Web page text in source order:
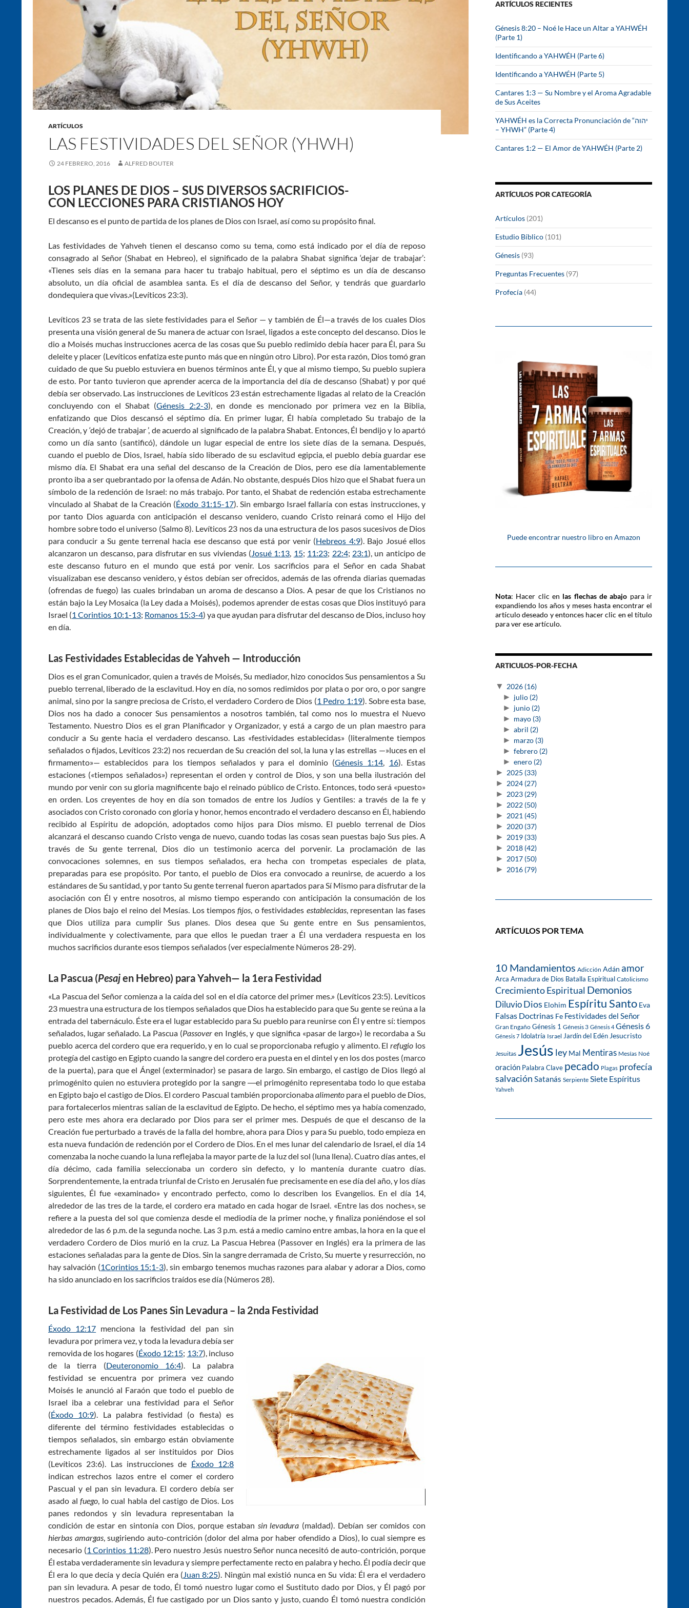
ARTÍCULOS
LAS FESTIVIDADES DEL SEÑOR (YHWH)
24 FEBRERO, 2016 ALFRED BOUTER
LOS PLANES DE DIOS – SUS DIVERSOS SACRIFICIOS-
CON LECCIONES PARA CRISTIANOS HOY
El descanso es el punto de partida de los planes de Dios con Israel, así como su propósito final.
Las festividades de Yahveh tienen el descanso como su tema, como está indicado por el día de reposo
consagrado al Señor (Shabat en Hebreo), el significado de la palabra Shabat significa ‘dejar de trabajar’:
«Tienes seis días en la semana para hacer tu trabajo habitual, pero el séptimo es un día de descanso
absoluto, un día oficial de asamblea santa. Es el día de descanso del Señor, y tendrás que guardarlo
dondequiera que vivas.»(Levíticos 23:3).
Levíticos 23 se trata de las siete festividades para el Señor — y también de Él—a través de los cuales Dios
presenta una visión general de Su manera de actuar con Israel, ligados a este concepto del descanso. Dios le
dio a Moisés muchas instrucciones acerca de las cosas que Su pueblo redimido debía hacer para Él, para Su
deleite y placer (Levíticos enfatiza este punto más que en ningún otro Libro). Por esta razón, Dios tomó gran
cuidado de que Su pueblo estuviera en buenos términos ante Él, y que al mismo tiempo, Su pueblo supiera
de esto. Por tanto tuvieron que aprender acerca de la importancia del día de descanso (Shabat) y por qué
debía ser observado. Las instrucciones de Levíticos 23 están estrechamente ligadas al relato de la Creación
concluyendo con el Shabat (Génesis 2:2-3), en donde es mencionado por primera vez en la Biblia,
enfatizando que Dios descansó el séptimo día. En primer lugar, Él había completado Su trabajo de la
Creación, y ‘dejó de trabajar ’, de acuerdo al significado de la palabra Shabat. Entonces, Él bendijo y lo apartó
como un día santo (santificó), dándole un lugar especial de entre los siete días de la semana. Después,
cuando el pueblo de Dios, Israel, había sido liberado de su esclavitud egipcia, el pueblo debía guardar ese
mismo día. El Shabat era una señal del descanso de la Creación de Dios, pero ese día lamentablemente
pronto iba a ser quebrantado por la ofensa de Adán. No obstante, después Dios hizo que el Shabat fuera un
símbolo de la redención de Israel: no más trabajo. Por tanto, el Shabat de redención estaba estrechamente
vinculado al Shabat de la Creación (Éxodo 31:15-17). Sin embargo Israel fallaría con estas instrucciones, y
por tanto Dios aguarda con anticipación el descanso venidero, cuando Cristo reinará como el Hijo del
hombre sobre todo el universo (Salmo 8). Levíticos 23 nos da una estructura de los pasos sucesivos de Dios
para conducir a Su gente terrenal hacia ese descanso que está por venir (Hebreos 4:9). Bajo Josué ellos
alcanzaron un descanso, para disfrutar en sus viviendas (Josué 1:13, 15; 11:23; 22:4; 23:1), un anticipo de
este descanso futuro en el mundo que está por venir. Los sacrificios para el Señor en cada Shabat
visualizaban ese descanso venidero, y éstos debían ser ofrecidos, además de las ofrenda diarias quemadas
(ofrendas de fuego) las cuales brindaban un aroma de descanso a Dios. A pesar de que los Cristianos no
están bajo la Ley Mosaica (la Ley dada a Moisés), podemos aprender de estas cosas que Dios instituyó para
Israel (1 Corintios 10:1-13; Romanos 15:3-4) ya que ayudan para disfrutar del descanso de Dios, incluso hoy
en día.
Las Festividades Establecidas de Yahveh — Introducción
Dios es el gran Comunicador, quien a través de Moisés, Su mediador, hizo conocidos Sus pensamientos a Su
pueblo terrenal, liberado de la esclavitud. Hoy en día, no somos redimidos por plata o por oro, o por sangre
animal, sino por la sangre preciosa de Cristo, el verdadero Cordero de Dios (1 Pedro 1:19). Sobre esta base,
Dios nos ha dado a conocer Sus pensamientos a nosotros también, tal como nos lo muestra el Nuevo
Testamento. Nuestro Dios es el gran Planificador y Organizador, y está a cargo de un plan maestro para
conducir a Su gente hacia el verdadero descanso. Las «festividades establecidas» (literalmente tiempos
señalados o fijados, Levíticos 23:2) nos recuerdan de Su creación del sol, la luna y las estrellas —»luces en el
firmamento»— establecidos para los tiempos señalados y para el dominio (Génesis 1:14, 16). Estas
estaciones («tiempos señalados») representan el orden y control de Dios, y son una bella ilustración del
mundo por venir con su gloria magnificente bajo el reinado público de Cristo. Entonces, todo será «puesto»
en orden. Los creyentes de hoy en día son tomados de entre los Judíos y Gentiles: a través de la fe y
asociados con Cristo coronado con gloria y honor, hemos encontrado el verdadero descanso en Él, habiendo
recibido al Espíritu de adopción, adoptados como hijos para Dios mismo. El pueblo terrenal de Dios
alcanzará el descanso cuando Cristo venga de nuevo, cuando todas las cosas sean puestas bajo Sus pies. A
través de Su gente terrenal, Dios dio un testimonio acerca del porvenir. La proclamación de las
convocaciones solemnes, en sus tiempos señalados, era hecha con trompetas especiales de plata,
preparadas para ese propósito. Por tanto, el pueblo de Dios era convocado a reunirse, de acuerdo a los
estándares de Su santidad, y por tanto Su gente terrenal fueron apartados para Sí Mismo para disfrutar de la
asociación con Él y entre nosotros, al mismo tiempo esperando con anticipación la consumación de los
planes de Dios bajo el reino del Mesías. Los tiemposfijos, o festividades establecidas, representan las fases
que Dios utiliza para cumplir Sus planes. Dios desea que Su gente entre en Sus pensamientos,
individualmente y colectivamente, para que ellos le puedan traer a Él una verdadera respuesta en los
muchos sacrificios durante esos tiempos señalados (ver especialmente Números 28-29).
La Pascua (Pesajen Hebreo) paraYahveh— la 1era Festividad
«La Pascua del Señor comienza a la caída del sol en el día catorce del primer mes.» (Levíticos 23:5). Levíticos
23 muestra una estructura de los tiempos señalados que Dios ha establecido para que Su gente se reúna a la
entrada del tabernáculo. Éste era el lugar establecido para Su pueblo para reunirse con Él y entre sí: tiempos
señalados, lugar señalado. La Pascua (Passover en Inglés, y que significa «pasar de largo») le recordaba a Su
pueblo acerca del cordero que era requerido, y en lo cual se proporcionaba refugio y alimento. Elrefugio los
protegía del castigo en Egipto cuando la sangre del cordero era puesta en el dintel y en los dos postes (marco
de la puerta), para que el Ángel (exterminador) se pasara de largo. Sin embargo, el castigo de Dios llegó al
primogénito quien no estuviera protegido por la sangre ―el primogénito representaba todo lo que estaba
en Egipto bajo el castigo de Dios. El cordero Pascual también proporcionabaalimentopara el pueblo de Dios,
para fortalecerlos mientras salían de la esclavitud de Egipto. De hecho, el séptimo mes ya había comenzado,
pero este mes ahora era declarado por Dios para ser el primer mes. Después de que el descanso de la
Creación fue perturbado a través de la falla del hombre, ahora para Dios y para Su pueblo, todo empieza en
esta nueva fundación de redención por el Cordero de Dios. En el mes lunar del calendario de Israel, el día 14
comenzaba la noche cuando la luna reflejaba la mayor parte de la luz del sol (luna llena). Cuatro días antes, el
día décimo, cada familia seleccionaba un cordero sin defecto, y lo mantenía durante cuatro días.
Sorprendentemente, la entrada triunfal de Cristo en Jerusalén fue precisamente en ese día del año, y los días
siguientes, Él fue «examinado» y encontrado perfecto, como lo describen los Evangelios. En el día 14,
alrededor de las tres de la tarde, el cordero era matado en cada hogar de Israel. «Entre las dos noches», se
refiere a la puesta del sol que comienza desde el mediodía de la primer noche, y finaliza poniéndose el sol
alrededor de las 6 p.m. de la segunda noche. Las 3 p.m. está a medio camino entre ambas, la hora en la que el
verdadero Cordero de Dios murió en la cruz. La Pascua Hebrea (Passover en Inglés) era la primera de las
estaciones señaladas para la gente de Dios. Sin la sangre derramada de Cristo, Su muerte y resurrección, no
hay salvación (1Corintios 15:1-3), sin embargo tenemos muchas razones para alabar y adorar a Dios, como
ha sido anunciado en los sacrificios traídos ese día (Números 28).
La Festividad de Los Panes Sin Levadura – la 2nda Festividad
Éxodo 12:17 menciona la festividad del pan sin
levadura por primera vez, y toda la levadura debía ser
removida de los hogares (Éxodo 12:15; 13:7), incluso
de la tierra (Deuteronomio 16:4). La palabra
festividad se encuentra por primera vez cuando
Moisés le anunció al Faraón que todo el pueblo de
Israel iba a celebrar una festividad para el Señor
(Éxodo 10:9). La palabra festividad (o fiesta) es
diferente del término festividades establecidas o
tiempos señalados, sin embargo están obviamente
estrechamente ligados al ser instituidos por Dios
(Levíticos 23:6). Las instrucciones de Éxodo 12:8
indican estrechos lazos entre el comer el cordero
Pascual y el pan sin levadura. El cordero debía ser
asado alfuego, lo cual habla del castigo de Dios. Los
panes redondos y sin levadura representaban la
condición de estar en sintonía con Dios, porque estaban sin levadura (maldad). Debían ser comidos con
hierbas amargas, sugiriendo auto-contrición (dolor del alma por haber ofendido a Dios), lo cual siempre es
necesario (1 Corintios 11:28). Pero nuestro Jesús nuestro Señor nunca necesitó de auto-contrición, porque
Él estaba verdaderamente sin levadura y siempre perfectamente recto en palabra y hecho. Él podía decir que
Él era lo que decía y decía Quién era (Juan 8:25). Ningún mal existió nunca en Su vida: Él era el verdadero
pan sin levadura. A pesar de todo, Él tomó nuestro lugar como el Sustituto dado por Dios, y Él pagó por
nuestros pecados. Además, Él fue castigado por un Dios santo y justo, cuando Él tomó nuestra condición
r
ARTÍCULOS RECIENTES
Génesis 8:20 – Noé le Hace un Altar a YAHWÉH
(Parte 1)
Identificando a YAHWÉH (Parte 6)
Identificando a YAHWÉH (Parte 5)
Cantares 1:3 — Su Nombre y el Aroma Agradable
de Sus Aceites
YAHWÉH es la Correcta Pronunciación de “יהוה
– YHWH” (Parte 4)
Cantares 1:2 — El Amor de YAHWÉH (Parte 2)
ARTÍCULOS POR CATEGORÍA
Artículos (201)
Estudio Bíblico (101)
Génesis (93)
Preguntas Frecuentes (97)
Profecía (44)
Puede encontrar nuestro libro en Amazon
Nota: Hacer clic en las flechas de abajo para ir
expandiendo los años y meses hasta encontrar el
artículo deseado y entonces hacer clic en el título
para ver ese artículo.
ARTICULOS-POR-FECHA
▼ 2026 (16)
► julio (2)
► junio (2)
► mayo (3)
► abril (2)
► marzo (3)
► febrero (2)
► enero (2)
► 2025 (33)
► 2024 (27)
► 2023 (29)
► 2022 (50)
► 2021 (45)
► 2020 (37)
► 2019 (33)
► 2018 (42)
► 2017 (50)
► 2016 (79)
ARTÍCULOS POR TEMA
10 Mandamientos Adicción Adán amor
Arca Armadura de Dios Batalla Espiritual Catolicismo
Crecimiento Espiritual Demonios
DiluvioDios Elohim Espíritu Santo Eva
Falsas Doctrinas Fe Festividades del Señor
Gran Engaño Génesis 1 Génesis 3 Génesis 4 Génesis 6
Génesis 7 Idolatría Israel Jardín del Edén Jesucristo
Jesuitas Jesús ley Mal Mentiras Mesías Noé
oración Palabra Clave pecado Plagas profecía
salvación Satanás Serpiente Siete Espíritus
Yahveh